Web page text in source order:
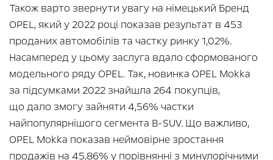
Також варто звернути увагу на німецький Бренд
OPEL, який у 2022 році показав результат в 453
проданих автомобілів та частку ринку 1,02%.
Насамперед у цьому заслуга вдало сформованого
модельного ряду OPEL. Так, новинка OPEL Mokka
за підсумками 2022 знайшла 264 покупців,
що дало змогу зайняти 4,56% частки
найпопулярнішого сегмента B-SUV. Що важливо,
OPEL Mokka показав неймовірне зростання
продажів на 45,86% у порівнянні з минулорічними